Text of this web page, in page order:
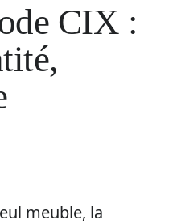
CIX :
meuble, la